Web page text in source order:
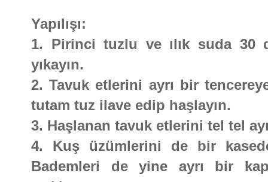
Yapılışı:
1. Pirinci tuzlu ve ılık suda
yıkayın.
2. Tavuk etlerini ayrı bir
tutam tuz ilave edip haşlayın.
3. Haşlanan tavuk etlerini tel tel
4. Kuş üzümlerini de bir
Bademleri de yine ayrı bir